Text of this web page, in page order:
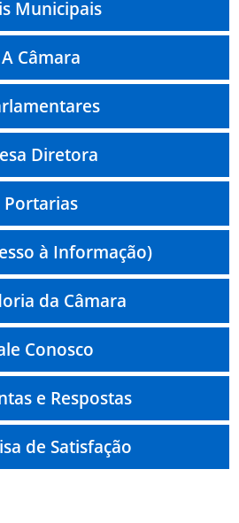
Municipais
A Câmara
Diretora
Portarias
à Informação)
da Câmara
Conosco
e Respostas
de Satisfação